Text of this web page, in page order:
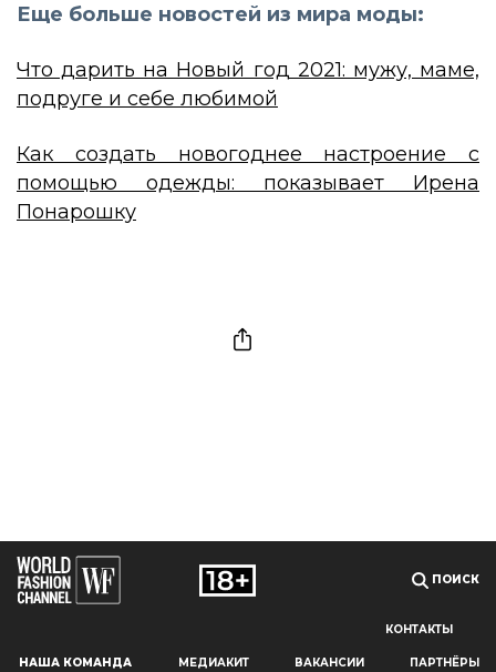
Наш сайт использует файлы cookie и похожие технологии,
Еще больше новостей из мира моды:
Что дарить на Новый год 2021: мужу, маме,
подруге и себе любимой
Как создать новогоднее настроение с
помощью одежды: показывает Ирена
Понарошку
ПОИСК
КОНТАКТЫ
НАША КОМАНДА МЕДИАКИТ ВАКАНСИИ ПАРТНЁРЫ